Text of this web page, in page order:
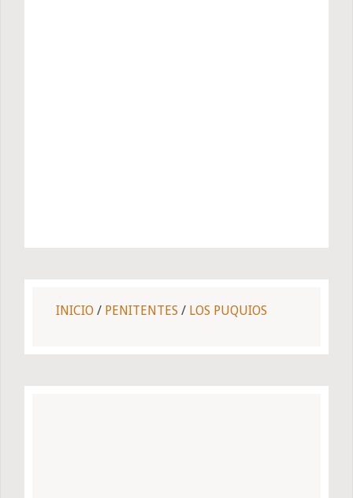
INICIO / PENITENTES / LOS PUQUIOS